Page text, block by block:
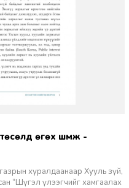
хуралдаанаар Хууль зүй,
“Шүгэл үлээгчийг хамгаалах